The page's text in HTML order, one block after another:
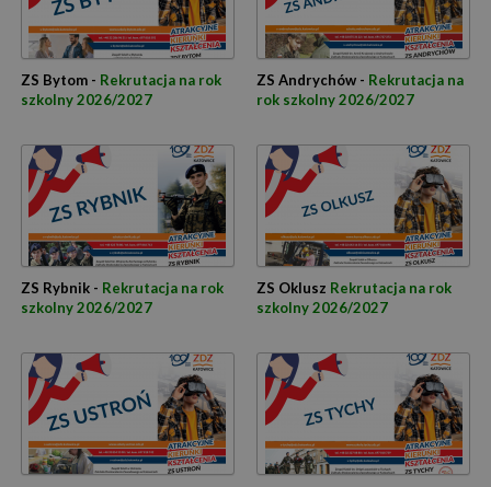
ZS Bytom - Rekrutacja na rok
szkolny 2026/2027
ZS Andrychów - Rekrutacja na
rok szkolny 2026/2027
ZS Rybnik - Rekrutacja na rok
szkolny 2026/2027
ZS Oklusz Rekrutacja na rok
szkolny 2026/2027